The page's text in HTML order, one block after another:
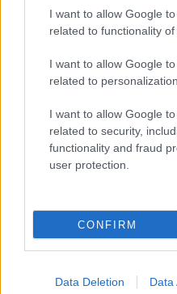
I want to allow Google
related to functionality
I want to allow Google
related to personalization.
I want to allow Google
related to security,
functionality and fraud
user protection.
CONFIRM
Data Deletion Data
Nya Ullevi, Göteborg
2026-08-08 17:00
1 nap 22 óra 49 perc 26
Leeds Unitedvs Manchester
Manchester United
Támogatás